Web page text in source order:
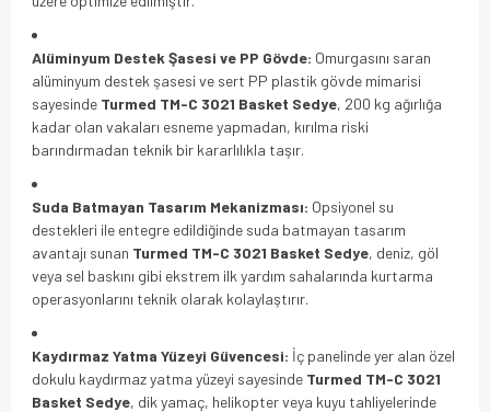
Alüminyum Destek Şasesi ve PP Gövde: Omurgasını saran
alüminyum destek şasesi ve sert PP plastik gövde mimarisi
sayesinde Turmed TM-C 3021 Basket Sedye, 200 kg ağırlığa
kadar olan vakaları esneme yapmadan, kırılma riski
barındırmadan teknik bir kararlılıkla taşır.
Suda Batmayan Tasarım Mekanizması: Opsiyonel su
destekleri ile entegre edildiğinde suda batmayan tasarım
avantajı sunan Turmed TM-C 3021 Basket Sedye, deniz, göl
veya sel baskını gibi ekstrem ilk yardım sahalarında kurtarma
operasyonlarını teknik olarak kolaylaştırır.
Kaydırmaz Yatma Yüzeyi Güvencesi: İç panelinde yer alan özel
dokulu kaydırmaz yatma yüzeyi sayesinde Turmed TM-C 3021
Basket Sedye, dik yamaç, helikopter veya kuyu tahliyelerinde